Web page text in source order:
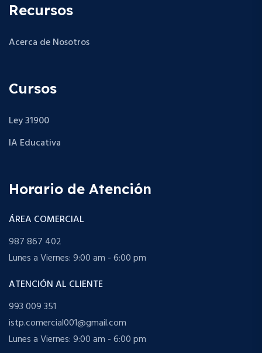
Recursos
Acerca de Nosotros
Cursos
Ley 31900
IA Educativa
Horario de Atención
ÁREA COMERCIAL
987 867 402
Lunes a Viernes: 9:00 am - 6:00 pm
ATENCIÓN AL CLIENTE
993 009 351
istp.comercial001@gmail.com
Lunes a Viernes: 9:00 am - 6:00 pm